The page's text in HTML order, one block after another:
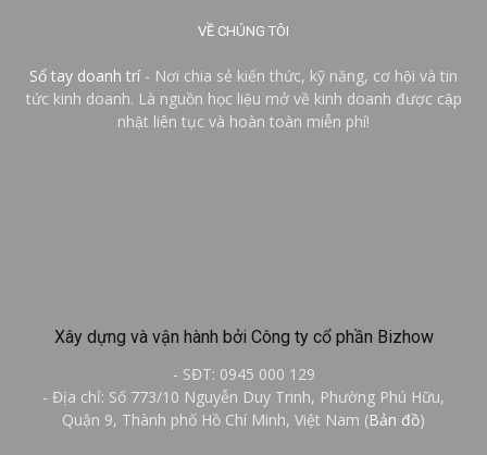
VỀ CHÚNG TÔI
Sổ tay doanh trí - Nơi chia sẻ kiến thức, kỹ năng, cơ hội và tin
tức kinh doanh. Là nguồn học liệu mở về kinh doanh được cập
nhật liên tục và hoàn toàn miễn phí!
Xây dựng và vận hành bởi Công ty cổ phần Bizhow
- SĐT: 0945 000 129
- Địa chỉ: Số 773/10 Nguyễn Duy Trinh, Phường Phú Hữu,
Quận 9, Thành phố Hồ Chí Minh, Việt Nam (Bản đồ)